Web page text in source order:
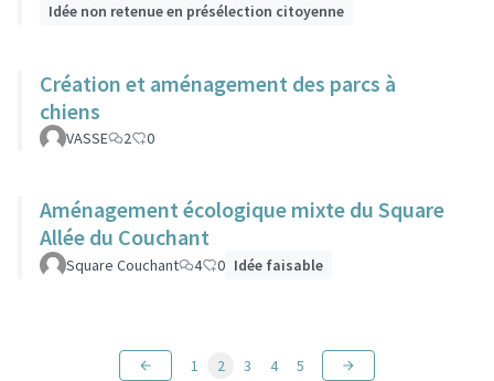
Idée non retenue en présélection citoyenne
Création et aménagement des parcs à
chiens
VASSE 2 0
Aménagement écologique mixte du Square
Allée du Couchant
Square Couchant 4 0 Idée faisable
1 2 3 4 5